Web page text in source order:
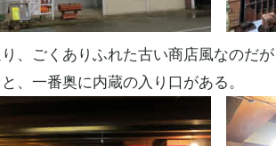
、ごくありふれた古い商店風なのだ
、一番奥に内蔵の入り口がある。